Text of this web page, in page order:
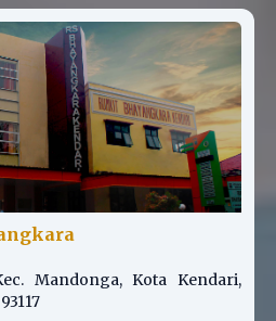
Mandonga, Kota Kendari,